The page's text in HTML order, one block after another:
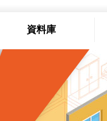
資料庫